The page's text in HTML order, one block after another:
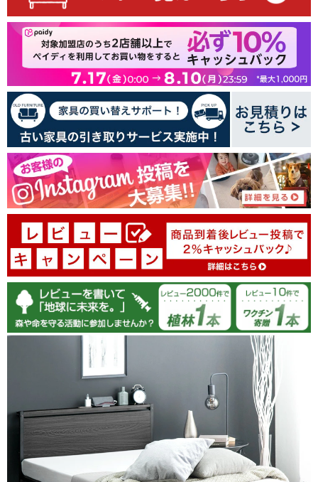
レビュー数 99 件
64
22
7
5
1
レビューを書く
100.0
07/07/2026
強度もありとても良い。
組み立ては難しくはないが、時間がかかった。
>>タンスのゲンが返信しました